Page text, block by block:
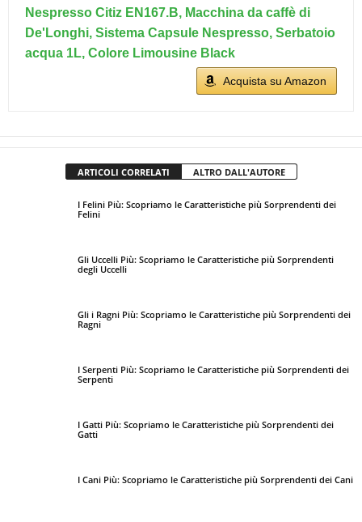
Nespresso Citiz EN167.B, Macchina da caffè di
De'Longhi, Sistema Capsule Nespresso, Serbatoio
acqua 1L, Colore Limousine Black
Acquista su Amazon
ARTICOLI CORRELATI ALTRO DALL'AUTORE
I Felini Più: Scopriamo le Caratteristiche più Sorprendenti dei
Felini
Gli Uccelli Più: Scopriamo le Caratteristiche più Sorprendenti
degli Uccelli
Gli i Ragni Più: Scopriamo le Caratteristiche più Sorprendenti dei
Ragni
I Serpenti Più: Scopriamo le Caratteristiche più Sorprendenti dei
Serpenti
I Gatti Più: Scopriamo le Caratteristiche più Sorprendenti dei
Gatti
I Cani Più: Scopriamo le Caratteristiche più Sorprendenti dei Cani